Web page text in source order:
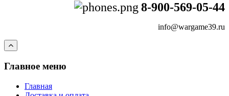
8-900-569-05-44
info@wargame39.ru
Главное меню
Главная